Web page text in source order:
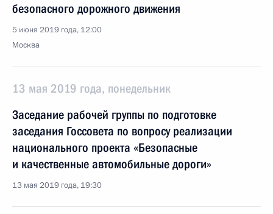
безопасного дорожного движения
5 июня 2019 года, 12:00
Москва
13 мая 2019 года, понедельник
Заседание рабочей группы по подготовке
заседания Госсовета по вопросу реализации
национального проекта «Безопасные
и качественные автомобильные дороги»
13 мая 2019 года, 19:30